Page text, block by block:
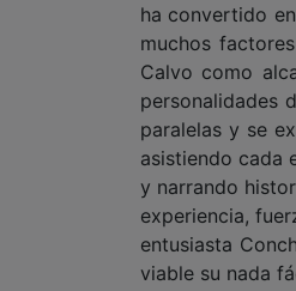
ha convertido
muchos
Calvo como
personalidades
paralelas y se
asistiendo cada
y narrando
experiencia,
entusiasta
viable su nada